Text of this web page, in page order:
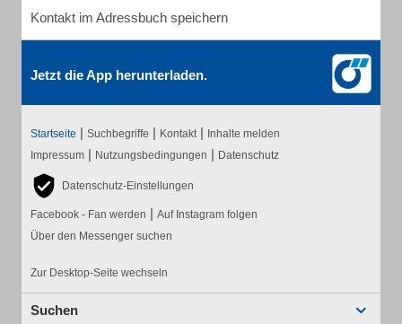
Kontakt im Adressbuch speichern
Jetzt die App herunterladen.
Startseite | Suchbegriffe | Kontakt | Inhalte melden
Impressum | Nutzungsbedingungen | Datenschutz
Datenschutz-Einstellungen
Facebook - Fan werden | Auf Instagram folgen
Über den Messenger suchen
Zur Desktop-Seite wechseln
Suchen